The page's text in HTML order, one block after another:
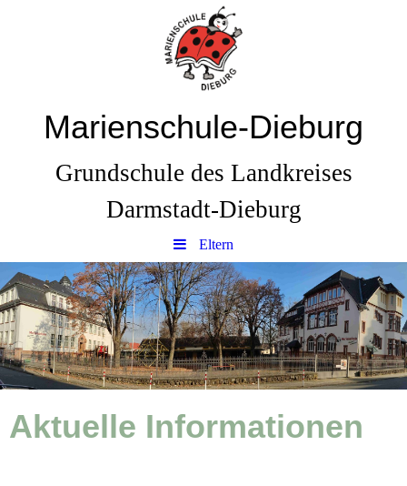
Marienschule-Dieburg
Grundschule des Landkreises
Darmstadt-Dieburg
Eltern
Aktuelle Informationen